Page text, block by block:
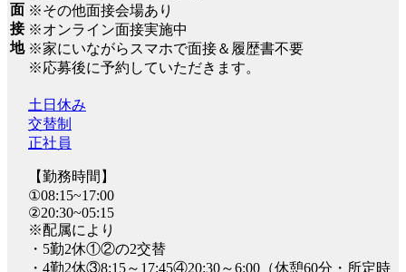
面
接
地
※その他面接会場あり
※オンライン面接実施中
※家にいながらスマホで面接＆履歴書不要
※応募後に予約していただきます。
土日休み
交替制
正社員
【勤務時間】
①08:15~17:00
②20:30~05:15
※配属により
・5勤2休①②の2交替
・4勤2休③8:15～17:45④20:30～6:00（休憩60分・所定時